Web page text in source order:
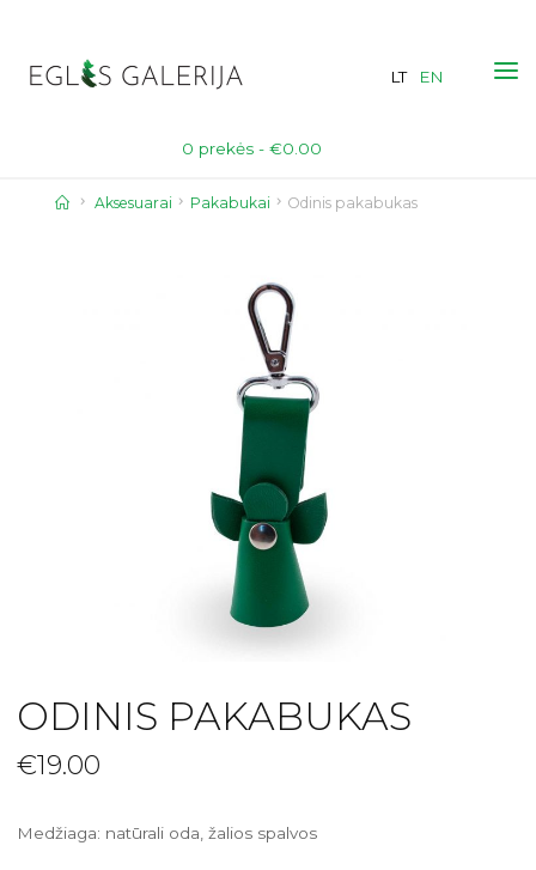
content
0 prekės - €0.00
LT EN
Home
Aksesuarai Pakabukai Odinis pakabukas
ODINIS PAKABUKAS
€19.00
Medžiaga: natūrali oda, žalios spalvos